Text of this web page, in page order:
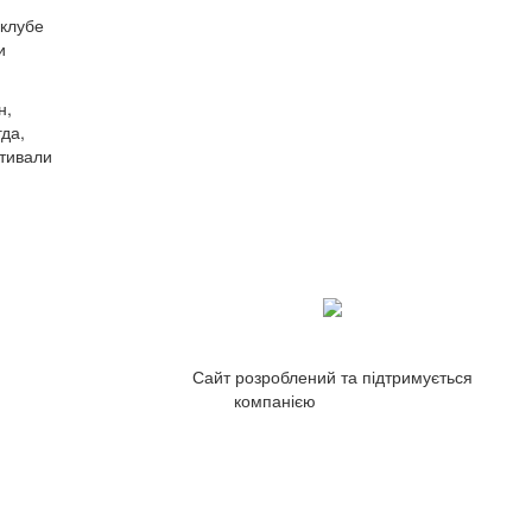
Сайт розроблений та підтримується
компанією